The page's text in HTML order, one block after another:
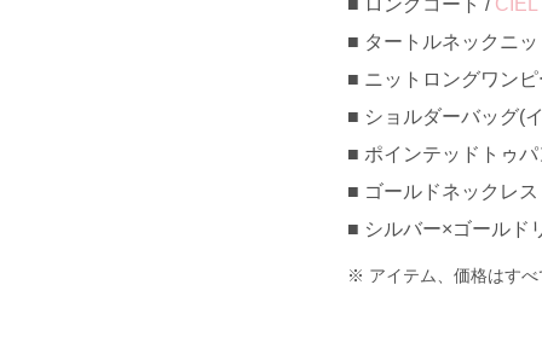
ロングコート /
タートルネックニ
ニットロングワン
ショルダーバッグ(
ポインテッドトゥ
ゴールドネックレ
シルバー×ゴールド
アイテム、価格はす